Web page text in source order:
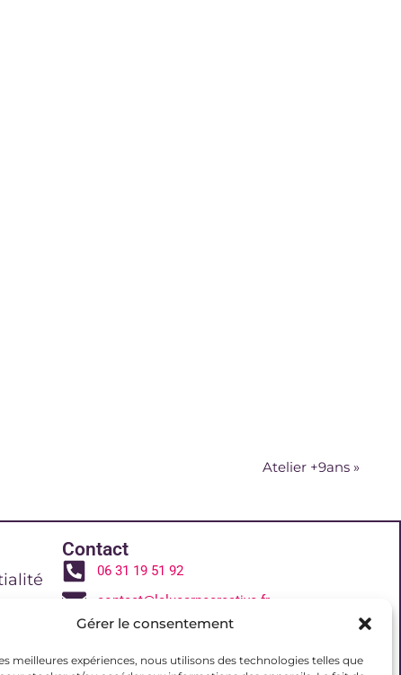
Gérer le consentement
meilleures expériences, nous utilisons des technologies telles que
Atelier +9ans »
vente
Contact
06 31 19 51 92
contact@lalucarnecreative.fr
77700 Magny le Hongre